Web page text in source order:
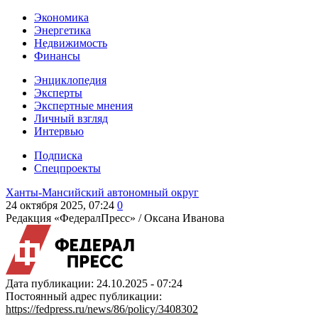
Экономика
Энергетика
Недвижимость
Финансы
Энциклопедия
Эксперты
Экспертные мнения
Личный взгляд
Интервью
Подписка
Спецпроекты
Ханты-Мансийский автономный округ
24 октября 2025, 07:24 0
Редакция «ФедералПресс» /Оксана Иванова
Дата публикации: 24.10.2025 - 07:24
Постоянный адрес публикации:
https://fedpress.ru/news/86/policy/3408302